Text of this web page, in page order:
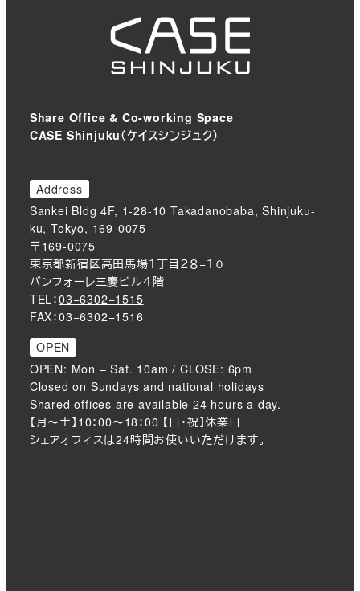
Share Office & Co-working Space
CASE Shinjuku（ケイスシンジュク）
Address
Sankei Bldg 4F, 1-28-10 Takadanobaba, Shinjuku-
ku, Tokyo, 169-0075
〒169-0075
東京都新宿区高田馬場１丁目２８−１０
バンフォーレ三慶ビル４階
TEL：03−6302−1515
FAX：03−6302−1516
OPEN
OPEN: Mon – Sat. 10am / CLOSE: 6pm
Closed on Sundays and national holidays
Shared offices are available 24 hours a day.
【月〜土】10：00〜18：00 【日・祝】休業日
シェアオフィスは24時間お使いいただけます。